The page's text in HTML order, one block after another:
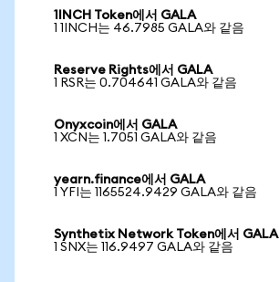
1INCH Token에서 GALA
1 1INCH는 46.7985 GALA와 같음
Reserve Rights에서 GALA
1 RSR는 0.704641 GALA와 같음
Onyxcoin에서 GALA
1 XCN는 1.7051 GALA와 같음
yearn.finance에서 GALA
1 YFI는 1165524.9429 GALA와 같음
Synthetix Network Token에서 GALA
1 SNX는 116.9497 GALA와 같음